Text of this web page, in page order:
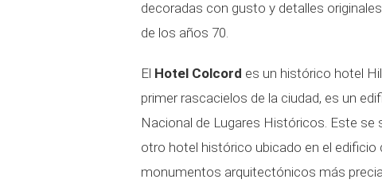
decoradas con gusto y detalles
de los años 70.
El Hotel Colcord es un histórico hotel
primer rascacielos de la ciudad, es un
Nacional de Lugares Históricos. Este se
otro hotel histórico ubicado en el edificio
monumentos arquitectónicos más